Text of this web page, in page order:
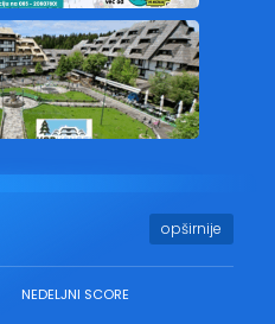
opširnije
NEDELJNI SCORE